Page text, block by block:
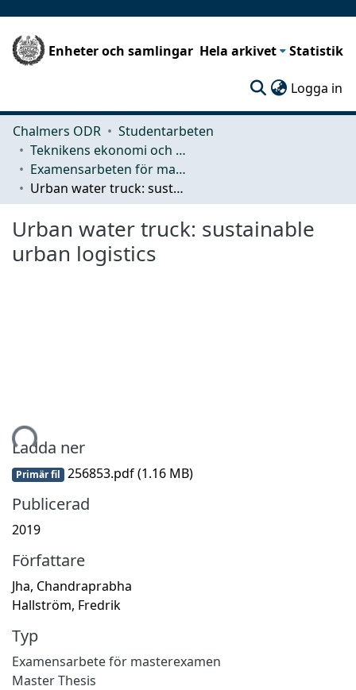
Enheter och samlingar Hela arkivet Statistik
Logga in
Chalmers ODR
Studentarbeten
Teknikens ekonomi och organisation
Examensarbeten för masterexamen
Urban water truck: sustainable urban logistics
Urban water truck: sustainable
urban logistics
Ladda ner
Primär fil 256853.pdf(1.16 MB)
Publicerad
2019
Författare
Jha, Chandraprabha
Hallström, Fredrik
Typ
Examensarbete för masterexamen
Master Thesis